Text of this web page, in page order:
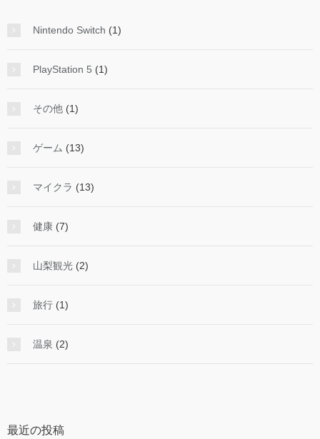
Nintendo Switch (1)
PlayStation 5 (1)
その他 (1)
ゲーム (13)
マイクラ (13)
健康 (7)
山梨観光 (2)
旅行 (1)
温泉 (2)
最近の投稿